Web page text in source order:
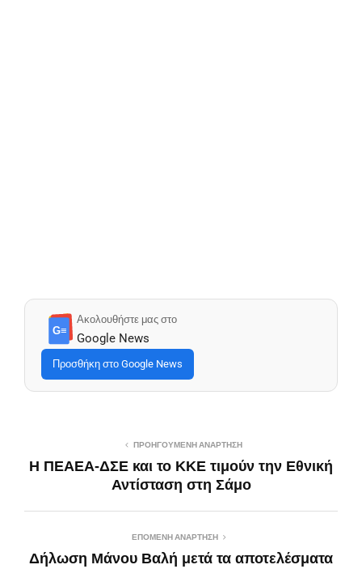
G≡
Ακολουθήστε μας στο
Google News
Προσθήκη στο Google News
ΠΡΟΗΓΟΎΜΕΝΗ ΑΝΆΡΤΗΣΗ
Η ΠΕΑΕΑ-ΔΣΕ και το ΚΚΕ τιμούν την Εθνική
Αντίσταση στη Σάμο
ΕΠΌΜΕΝΗ ΑΝΆΡΤΗΣΗ
Δήλωση Μάνου Βαλή μετά τα αποτελέσματα